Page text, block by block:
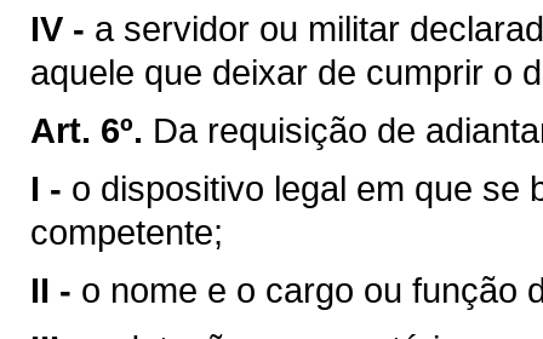
IV - a servidor ou militar
aquele que deixar de cumprir o
Art. 6º. Da requisição de
I - o dispositivo legal em que se
competente;
II - o nome e o cargo ou função